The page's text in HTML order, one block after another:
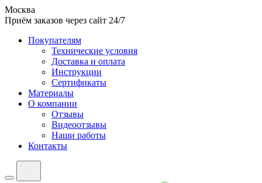
Москва
Приём заказов через сайт 24/7
Покупателям
Технические условия
Доставка и оплата
Инструкции
Сертификаты
Материалы
О компании
Отзывы
Видеоотзывы
Наши работы
Контакты